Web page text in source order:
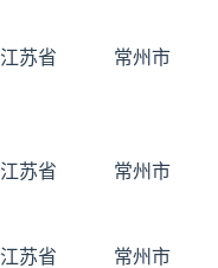
江苏省 常州市
江苏省 常州市
江苏省 常州市